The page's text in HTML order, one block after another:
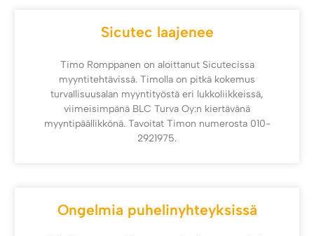
Sicutec laajenee
Timo Romppanen on aloittanut Sicutecissa
myyntitehtävissä. Timolla on pitkä kokemus
turvallisuusalan myyntityöstä eri lukkoliikkeissä,
viimeisimpänä BLC Turva Oy:n kiertävänä
myyntipäällikkönä. Tavoitat Timon numerosta 010-
2921975.
Ongelmia puhelinyhteyksissä